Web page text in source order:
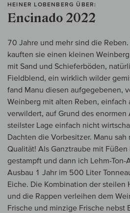
HEINER LOBENBERG ÜBER:
Encinado 2022
70 Jahre und mehr sind die
kauften sie einen kleinen
mit Sand und Schieferböden,
Fieldblend, ein wirklich wilder
fand Manu diesen aufgegebenen,
Weinberg mit alten Reben, einfach
verwildert, auf Grund des enormen
steilster Lage einfach nicht
Dachten die Vorbesitzer. Manu sah
Qualität! Als Ganztraube mit
gestampft und dann ich Lehm-Ton-
Ausbau 1 Jahr im 500 Liter
Eiche. Die Kombination der steilen
und die Rappen verleihen dem
Frische und minzige Frische nebst